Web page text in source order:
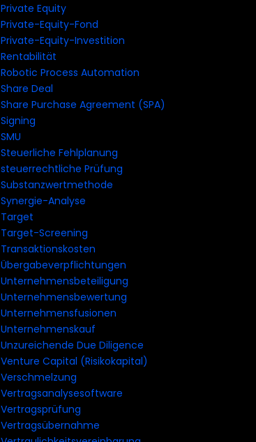
Private Equity
Private-Equity-Fond
Private-Equity-Investition
Rentabilität
Robotic Process Automation
Share Deal
Share Purchase Agreement (SPA)
Signing
SMU
Steuerliche Fehlplanung
steuerrechtliche Prüfung
Substanzwertmethode
Synergie-Analyse
Target
Target-Screening
Transaktionskosten
Übergabeverpflichtungen
Unternehmensbeteiligung
Unternehmensbewertung
Unternehmensfusionen
Unternehmenskauf
Unzureichende Due Diligence
Venture Capital (Risikokapital)
Verschmelzung
Vertragsanalysesoftware
Vertragsprüfung
Vertragsübernahme